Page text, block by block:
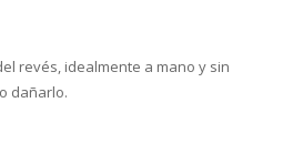
revés, idealmente a mano y sin
dañarlo.